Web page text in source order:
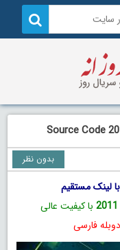
بدون نظر
با کیفیت عالی